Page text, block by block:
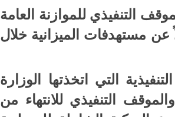
التنفيذي للموازنة العامة
مستهدفات الميزانية خلال
التي اتخذتها الوزارة
التنفيذي للانتهاء من